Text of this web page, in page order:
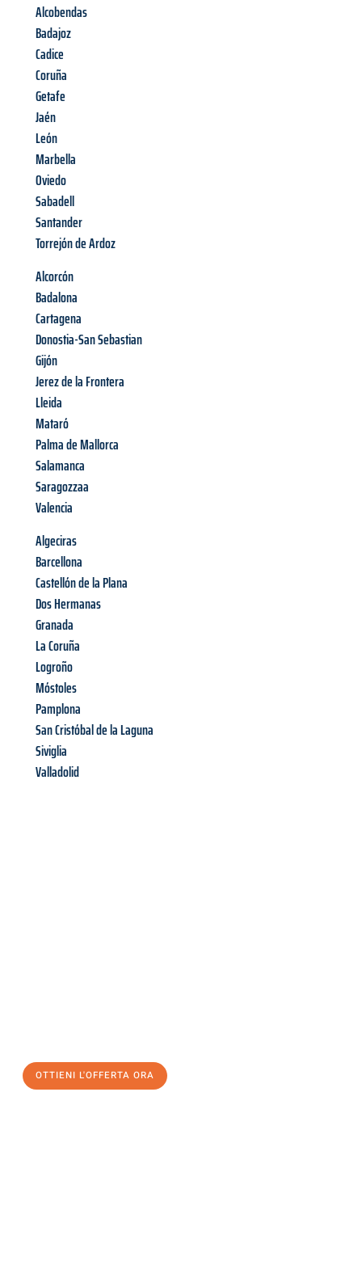
Alcobendas
Badajoz
Cadice
Coruña
Getafe
Jaén
León
Marbella
Oviedo
Sabadell
Santander
Torrejón de Ardoz
Alcorcón
Badalona
Cartagena
Donostia-San Sebastian
Gijón
Jerez de la Frontera
Lleida
Mataró
Palma de Mallorca
Salamanca
Saragozzaa
Valencia
Algeciras
Barcellona
Castellón de la Plana
Dos Hermanas
Granada
La Coruña
Logroño
Móstoles
Pamplona
San Cristóbal de la Laguna
Siviglia
Valladolid
OTTIENI L'OFFERTA ORA